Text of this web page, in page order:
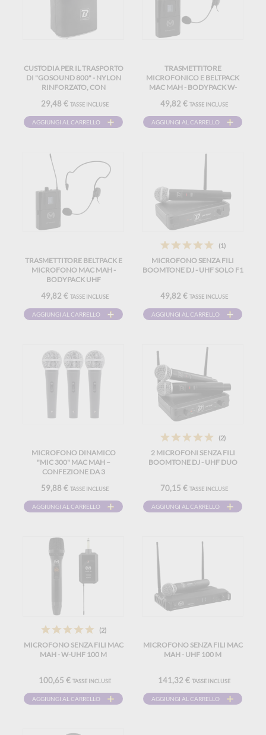
CUSTODIA PER IL TRASPORTO
DI "GOSOUND 800" - NYLON
RINFORZATO, CON
29,48 € TASSE INCLUSE
AGGIUNGI AL CARRELLO
TRASMETTITORE
MICROFONICO E BELTPACK
MAC MAH - BODYPACK W-
49,82 € TASSE INCLUSE
AGGIUNGI AL CARRELLO
TRASMETTITORE BELTPACK E
MICROFONO MAC MAH -
BODYPACK UHF
49,82 € TASSE INCLUSE
AGGIUNGI AL CARRELLO
(1)
MICROFONO SENZA FILI
BOOMTONE DJ - UHF SOLO F1
49,82 € TASSE INCLUSE
AGGIUNGI AL CARRELLO
MICROFONO DINAMICO
"MIC 300" MAC MAH –
CONFEZIONE DA 3
VALIGETTA, CLIP,
SUPERCARDIOIDE, XLR
59,88 € TASSE INCLUSE
AGGIUNGI AL CARRELLO
(2)
2 MICROFONI SENZA FILI
BOOMTONE DJ - UHF DUO
70,15 € TASSE INCLUSE
AGGIUNGI AL CARRELLO
(2)
MICROFONO SENZA FILI MAC
MAH - W-UHF 100 M
100,65 € TASSE INCLUSE
AGGIUNGI AL CARRELLO
MICROFONO SENZA FILI MAC
MAH - UHF 100 M
141,32 € TASSE INCLUSE
AGGIUNGI AL CARRELLO